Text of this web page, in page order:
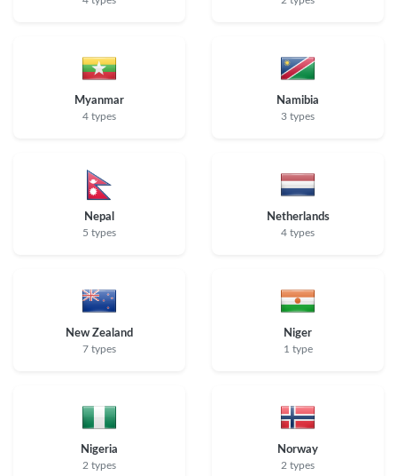
Myanmar
4 types
Namibia
3 types
Nepal
5 types
Netherlands
4 types
New Zealand
7 types
Niger
1 type
Nigeria
2 types
Norway
2 types